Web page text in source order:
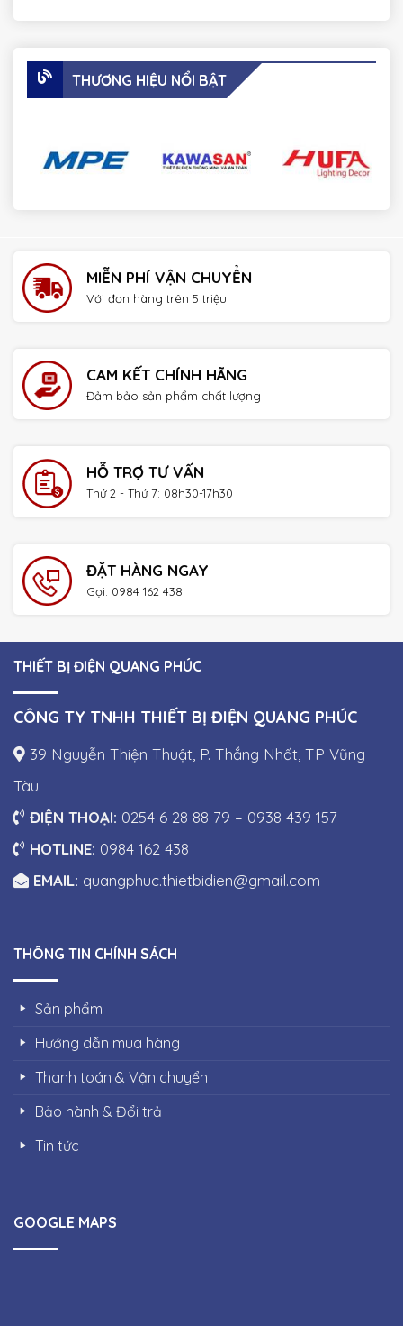
THƯƠNG HIỆU NỔI BẬT
MIỄN PHÍ VẬN CHUYỂN
Với đơn hàng trên 5 triệu
CAM KẾT CHÍNH HÃNG
Đảm bảo sản phẩm chất lượng
HỖ TRỢ TƯ VẤN
Thứ 2 - Thứ 7: 08h30-17h30
ĐẶT HÀNG NGAY
Gọi: 0984 162 438
THIẾT BỊ ĐIỆN QUANG PHÚC
CÔNG TY TNHH THIẾT BỊ ĐIỆN QUANG PHÚC
39 Nguyễn Thiện Thuật, P. Thắng Nhất, TP Vũng
Tàu
ĐIỆN THOẠI: 0254 6 28 88 79 – 0938 439 157
HOTLINE: 0984 162 438
EMAIL: quangphuc.thietbidien@gmail.com
THÔNG TIN CHÍNH SÁCH
Sản phẩm
Hướng dẫn mua hàng
Thanh toán & Vận chuyển
Bảo hành & Đổi trả
Tin tức
GOOGLE MAPS